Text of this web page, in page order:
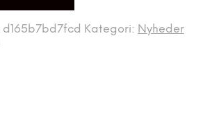
d165b7bd7fcd Kategori: Nyheder